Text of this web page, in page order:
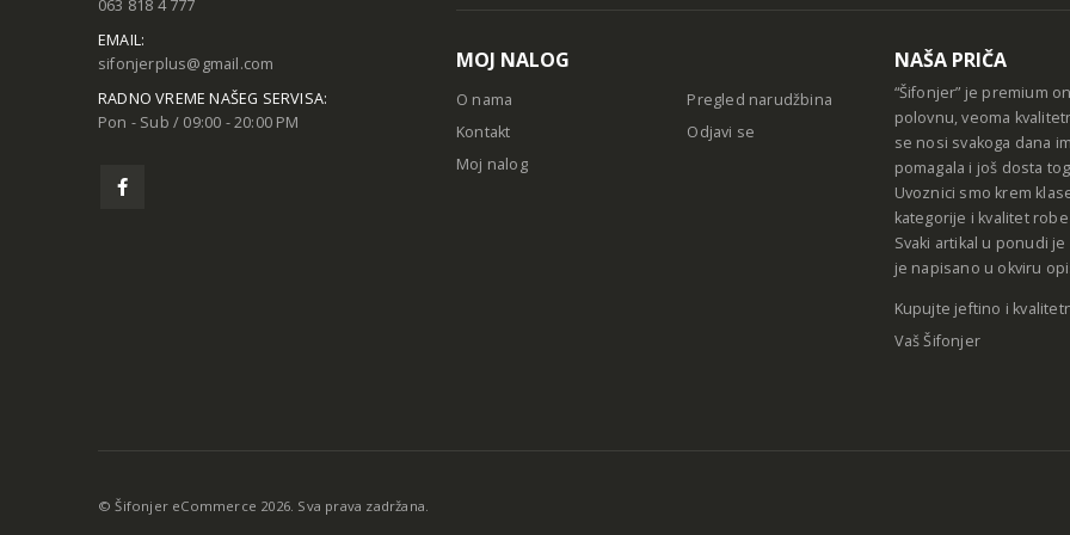
063 818 4 777
EMAIL:
sifonjerplus@gmail.com
RADNO VREME NAŠEG SERVISA:
Pon - Sub / 09:00 - 20:00 PM
MOJ NALOG
O nama
Kontakt
Moj nalog
Pregled narudžbina
Odjavi se
NAŠA PRIČA
“Šifonjer” je premium
polovnu, veoma
se nosi svakoga dana
pomagala i još dosta
Uvoznici smo krem
kategorije i kvalitet
Svaki artikal u ponudi
je napisano u okviru
Kupujte jeftino i
Vaš Šifonjer
© Šifonjer eCommerce 2026. Sva prava zadržana.